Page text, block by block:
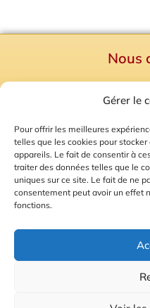
Gérer le
Pour offrir les meilleures
telles que les cookies pour
appareils. Le fait de consentir à
traiter des données telles que le
uniques sur ce site. Le fait de ne
consentement peut avoir un effet
fonctions.
Nous
Mentions
Gestion
© 2026